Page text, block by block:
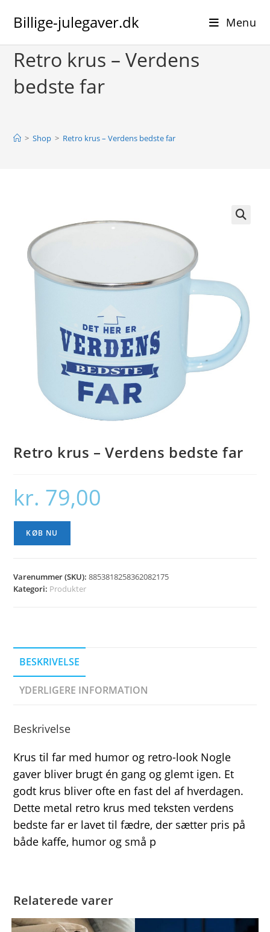
Billige-julegaver.dk Menu
Retro krus – Verdens
bedste far
> Shop > Retro krus – Verdens bedste far
Retro krus – Verdens bedste far
kr. 79,00
KØB NU
Varenummer (SKU):8853818258362082175
Kategori: Produkter
BESKRIVELSE
YDERLIGERE INFORMATION
Beskrivelse
Krus til far med humor og retro-look Nogle
gaver bliver brugt én gang og glemt igen. Et
godt krus bliver ofte en fast del af hverdagen.
Dette metal retro krus med teksten verdens
bedste far er lavet til fædre, der sætter pris på
både kaffe, humor og små p
Relaterede varer